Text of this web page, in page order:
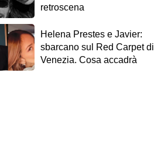
retroscena
Helena Prestes e Javier:
sbarcano sul Red Carpet di
Venezia. Cosa accadrà